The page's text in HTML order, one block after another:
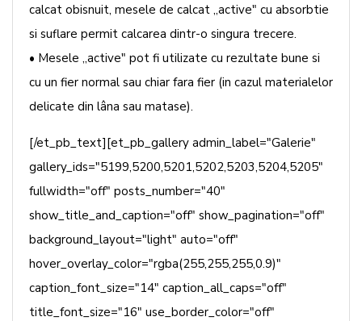
calcat obisnuit, mesele de calcat „active" cu absorbtie
si suflare permit calcarea dintr-o singura trecere.
• Mesele „active" pot fi utilizate cu rezultate bune si
cu un fier normal sau chiar fara fier (in cazul materialelor
delicate din lâna sau matase).
[/et_pb_text][et_pb_gallery admin_label="Galerie"
gallery_ids="5199,5200,5201,5202,5203,5204,5205"
fullwidth="off" posts_number="40"
show_title_and_caption="off" show_pagination="off"
background_layout="light" auto="off"
hover_overlay_color="rgba(255,255,255,0.9)"
caption_font_size="14" caption_all_caps="off"
title_font_size="16" use_border_color="off"